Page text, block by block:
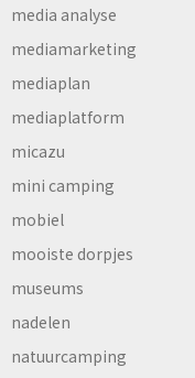
media analyse
mediamarketing
mediaplan
mediaplatform
micazu
mini camping
mobiel
mooiste dorpjes
museums
nadelen
natuurcamping